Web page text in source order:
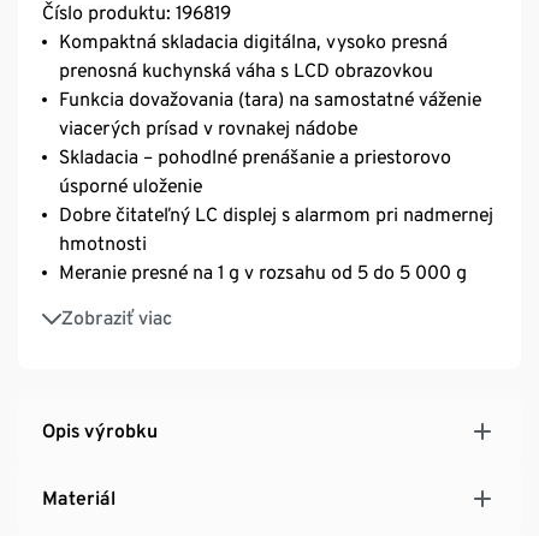
Číslo produktu: 196819
Kompaktná skladacia digitálna, vysoko presná
prenosná kuchynská váha s LCD obrazovkou
Funkcia dovažovania (tara) na samostatné váženie
viacerých prísad v rovnakej nádobe
Skladacia – pohodlné prenášanie a priestorovo
úsporné uloženie
Dobre čitateľný LC displej s alarmom pri nadmernej
hmotnosti
Meranie presné na 1 g v rozsahu od 5 do 5 000 g
Zobraziť viac
Automatické vypínanie po 60 sekundách
Opis výrobku
Materiál